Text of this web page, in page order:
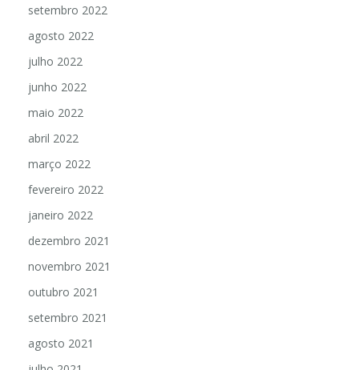
setembro 2022
agosto 2022
julho 2022
junho 2022
maio 2022
abril 2022
março 2022
fevereiro 2022
janeiro 2022
dezembro 2021
novembro 2021
outubro 2021
setembro 2021
agosto 2021